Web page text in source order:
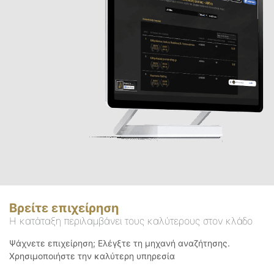
Βρείτε επιχείρηση
Η κατάταξη περιλαμβάνει τους καλύτερους στον κλάδο
Ψάχνετε επιχείρηση; Ελέγξτε τη μηχανή αναζήτησης.
Χρησιμοποιήστε την καλύτερη υπηρεσία